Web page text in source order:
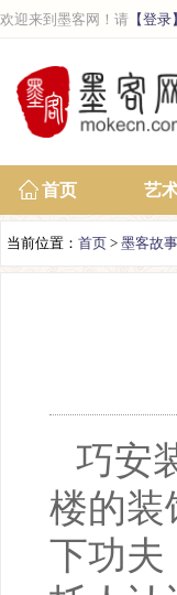
欢迎来到墨客网！请 【登录】
首页 艺
当前位置： 首页 > 墨客故事
巧安
楼的装
下功夫